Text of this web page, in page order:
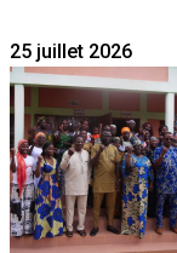
25 juillet 2026